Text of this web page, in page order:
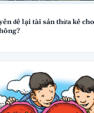
để lại tài sản thừa kế